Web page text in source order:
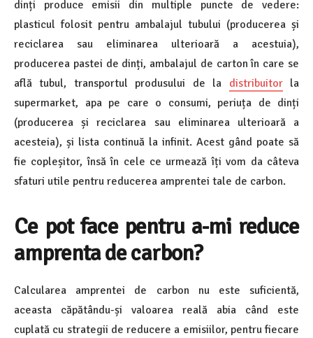
dinți produce emisii din multiple puncte de vedere:
plasticul folosit pentru ambalajul tubului (producerea și
reciclarea sau eliminarea ulterioară a acestuia),
producerea pastei de dinți, ambalajul de carton în care se
află tubul, transportul produsului de la distribuitorla
supermarket, apa pe care o consumi, periuța de dinți
(producerea și reciclarea sau eliminarea ulterioară a
acesteia), și lista continuă la infinit. Acest gând poate să
fie copleșitor, însă în cele ce urmează îți vom da câteva
sfaturi utile pentru reducerea amprentei tale de carbon.
Ce pot face pentru a-mi reduce
amprenta de carbon?
Calcularea amprentei de carbon nu este suficientă,
aceasta căpătându-și valoarea reală abia când este
cuplată cu strategii de reducere a emisiilor, pentru fiecare